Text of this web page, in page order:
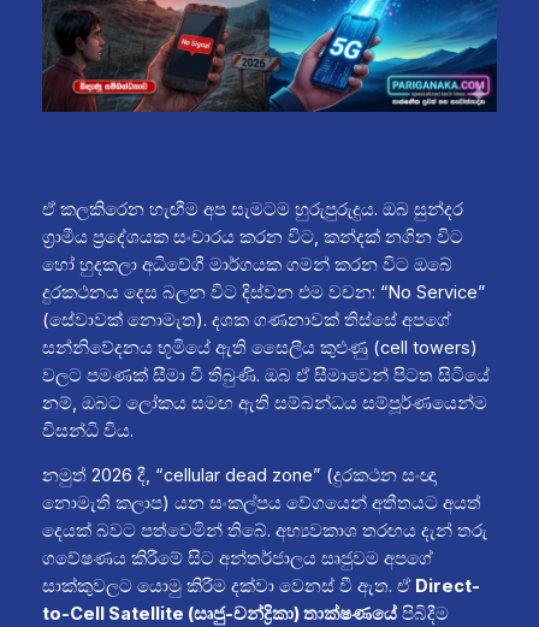
ඒ කලකිරෙන හැඟීම අප සැමටම හුරුපුරුදුය. ඔබ සුන්දර
ග්‍රාමීය ප්‍රදේශයක සංචාරය කරන විට, කන්දක් නගින විට
හෝ හුදකලා අධිවේගී මාර්ගයක ගමන් කරන විට ඔබේ
දුරකථනය දෙස බලන විට දිස්වන එම වචන: “No Service”
(සේවාවක් නොමැත). දශක ගණනාවක් තිස්සේ අපගේ
සන්නිවේදනය භූමියේ ඇති සෛලීය කුළුණු (cell towers)
වලට පමණක් සීමා වී තිබුණි. ඔබ ඒ සීමාවෙන් පිටත සිටියේ
නම්, ඔබට ලෝකය සමඟ ඇති සම්බන්ධය සම්පූර්ණයෙන්ම
විසන්ධි විය.
නමුත් 2026 දී, “cellular dead zone” (දුරකථන සංඥා
නොමැති කලාප) යන සංකල්පය වේගයෙන් අතීතයට අයත්
දෙයක් බවට පත්වෙමින් තිබේ. අභ්‍යවකාශ තරඟය දැන් තරු
ගවේෂණය කිරීමේ සිට අන්තර්ජාලය සෘජුවම අපගේ
සාක්කුවලට යොමු කිරීම දක්වා වෙනස් වී ඇත. ඒ Direct-
to-Cell Satellite (සෘජු-චන්ද්‍රිකා) තාක්ෂණයේපිබිදීම